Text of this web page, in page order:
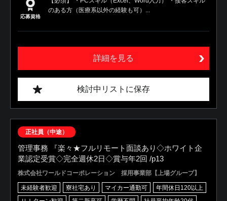
応募資格
のある方（医療系以外の経験も可）...
詳細を見る
検討中リストに保存
正社員（中途）
管理事務 『楽々★フルリモート面談あり◇ホワイト企
業認定受賞◇完全週休2日◇賞与年2回 /p13
株式会社ワールドコーポレーション 採用事業部【上場グループ】
未経験者歓迎 寮社宅あり マイカー通勤可
年間休日120以上